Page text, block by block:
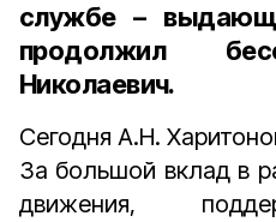
службе –
продолжил
Николаевич.
Сегодня А.Н.
За большой вклад в
движения,